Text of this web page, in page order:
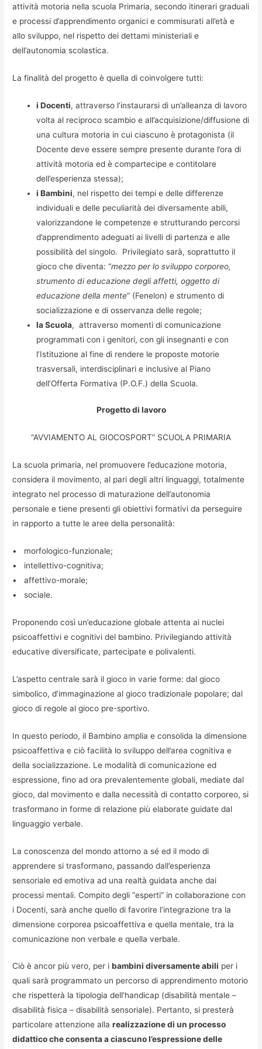
attività motoria nella scuola Primaria, secondo itinerari graduali
e processi d’apprendimento organici e commisurati all’età e
allo sviluppo, nel rispetto dei dettami ministeriali e
dell’autonomia scolastica.
La finalità del progetto è quella di coinvolgere tutti:
i Docenti, attraverso l’instaurarsi di un’alleanza di lavoro
volta al reciproco scambio e all’acquisizione/diffusione di
una cultura motoria in cui ciascuno è protagonista (il
Docente deve essere sempre presente durante l’ora di
attività motoria ed è compartecipe e contitolare
dell’esperienza stessa);
i Bambini, nel rispetto dei tempi e delle differenze
individuali e delle peculiarità dei diversamente abili,
valorizzandone le competenze e strutturando percorsi
d’apprendimento adeguati ai livelli di partenza e alle
possibilità del singolo. Privilegiato sarà, soprattutto il
gioco che diventa: “mezzo per lo sviluppo corporeo,
strumento di educazione degli affetti, oggetto di
educazione della mente” (Fenelon) e strumento di
socializzazione e di osservanza delle regole;
la Scuola, attraverso momenti di comunicazione
programmati con i genitori, con gli insegnanti e con
l’Istituzione al fine di rendere le proposte motorie
trasversali, interdisciplinari e inclusive al Piano
dell’Offerta Formativa (P.O.F.) della Scuola.
Progetto di lavoro
“AVVIAMENTO AL GIOCOSPORT” SCUOLA PRIMARIA
La scuola primaria, nel promuovere l’educazione motoria,
considera il movimento, al pari degli altri linguaggi, totalmente
integrato nel processo di maturazione dell’autonomia
personale e tiene presenti gli obiettivi formativi da perseguire
in rapporto a tutte le aree della personalità:
• morfologico-funzionale;
• intellettivo-cognitiva;
• affettivo-morale;
• sociale.
Proponendo così un’educazione globale attenta ai nuclei
psicoaffettivi e cognitivi del bambino. Privilegiando attività
educative diversificate, partecipate e polivalenti.
L’aspetto centrale sarà il gioco in varie forme: dal gioco
simbolico, d’immaginazione al gioco tradizionale popolare; dal
gioco di regole al gioco pre-sportivo.
In questo periodo, il Bambino amplia e consolida la dimensione
psicoaffettiva e ciò facilità lo sviluppo dell’area cognitiva e
della socializzazione. Le modalità di comunicazione ed
espressione, fino ad ora prevalentemente globali, mediate dal
gioco, dal movimento e dalla necessità di contatto corporeo, si
trasformano in forme di relazione più elaborate guidate dal
linguaggio verbale.
La conoscenza del mondo attorno a sé ed il modo di
apprendere si trasformano, passando dall’esperienza
sensoriale ed emotiva ad una realtà guidata anche dai
processi mentali. Compito degli “esperti” in collaborazione con
i Docenti, sarà anche quello di favorire l’integrazione tra la
dimensione corporea psicoaffettiva e quella mentale, tra la
comunicazione non verbale e quella verbale.
Ciò è ancor più vero, per ibambini diversamente abili per i
quali sarà programmato un percorso di apprendimento motorio
che rispetterà la tipologia dell’handicap (disabilità mentale –
disabilità fisica – disabilità sensoriale). Pertanto, si presterà
particolare attenzione allarealizzazione di un processo
didattico che consenta a ciascuno l’espressione delle